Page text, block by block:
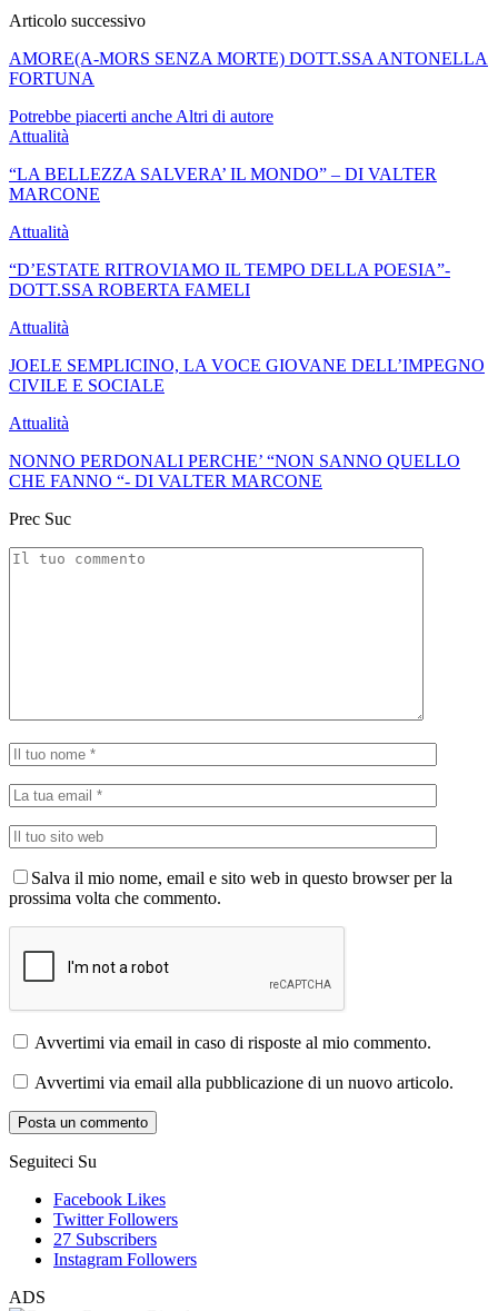
Articolo successivo
AMORE(A-MORS SENZA MORTE) DOTT.SSA ANTONELLA
FORTUNA
Potrebbe piacerti anche Altri di autore
Attualità
“LA BELLEZZA SALVERA’ IL MONDO” – DI VALTER
MARCONE
Attualità
“D’ESTATE RITROVIAMO IL TEMPO DELLA POESIA”-
DOTT.SSA ROBERTA FAMELI
Attualità
JOELE SEMPLICINO, LA VOCE GIOVANE DELL’IMPEGNO
CIVILE E SOCIALE
Attualità
NONNO PERDONALI PERCHE’ “NON SANNO QUELLO
CHE FANNO “- DI VALTER MARCONE
Prec Suc
Salva il mio nome, email e sito web in questo browser per la
prossima volta che commento.
Avvertimi via email in caso di risposte al mio commento.
Avvertimi via email alla pubblicazione di un nuovo articolo.
Seguiteci Su
Facebook Likes
Twitter Followers
27 Subscribers
Instagram Followers
ADS